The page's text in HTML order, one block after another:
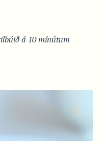
á 10 mínútum